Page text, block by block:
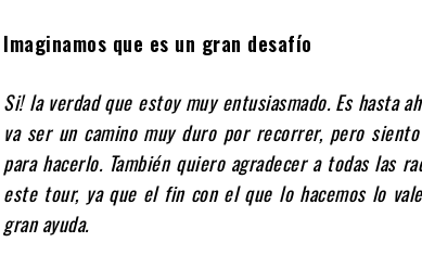
Imaginamos que es un gran desafío
Si! la verdad que estoy muy entusiasmado. Es hasta
va ser un camino muy duro por recorrer, pero
para hacerlo. También quiero agradecer a todas las
este tour, ya que el fin con el que lo hacemos lo
gran ayuda.